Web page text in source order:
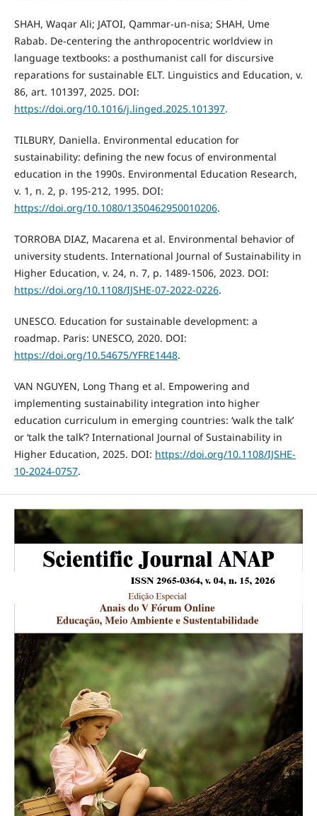
SHAH, Waqar Ali; JATOI, Qammar-un-nisa; SHAH, Ume
Rabab. De-centering the anthropocentric worldview in
language textbooks: a posthumanist call for discursive
reparations for sustainable ELT. Linguistics and Education, v.
86, art. 101397, 2025. DOI:
https://doi.org/10.1016/j.linged.2025.101397.
TILBURY, Daniella. Environmental education for
sustainability: defining the new focus of environmental
education in the 1990s. Environmental Education Research,
v. 1, n. 2, p. 195-212, 1995. DOI:
https://doi.org/10.1080/1350462950010206.
TORROBA DIAZ, Macarena et al. Environmental behavior of
university students. International Journal of Sustainability in
Higher Education, v. 24, n. 7, p. 1489-1506, 2023. DOI:
https://doi.org/10.1108/IJSHE-07-2022-0226.
UNESCO. Education for sustainable development: a
roadmap. Paris: UNESCO, 2020. DOI:
https://doi.org/10.54675/YFRE1448.
VAN NGUYEN, Long Thang et al. Empowering and
implementing sustainability integration into higher
education curriculum in emerging countries: ‘walk the talk’
or ‘talk the talk’? International Journal of Sustainability in
Higher Education, 2025. DOI: https://doi.org/10.1108/IJSHE-
10-2024-0757.